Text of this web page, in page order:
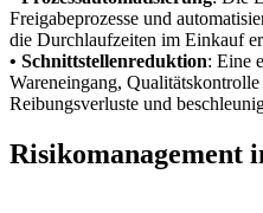
Freigabeprozesse und
die Durchlaufzeiten im Einkauf
• Schnittstellenreduktion: Eine
Wareneingang,
Reibungsverluste und
Risikomanagement